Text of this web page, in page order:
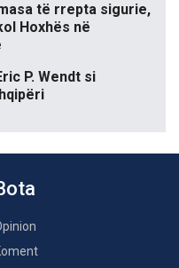
të rrepta sigurie,
Hoxhës në
P. Wendt si